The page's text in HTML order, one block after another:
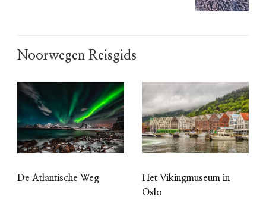
Noorwegen Reisgids
De Atlantische Weg
Het Vikingmuseum in
Oslo